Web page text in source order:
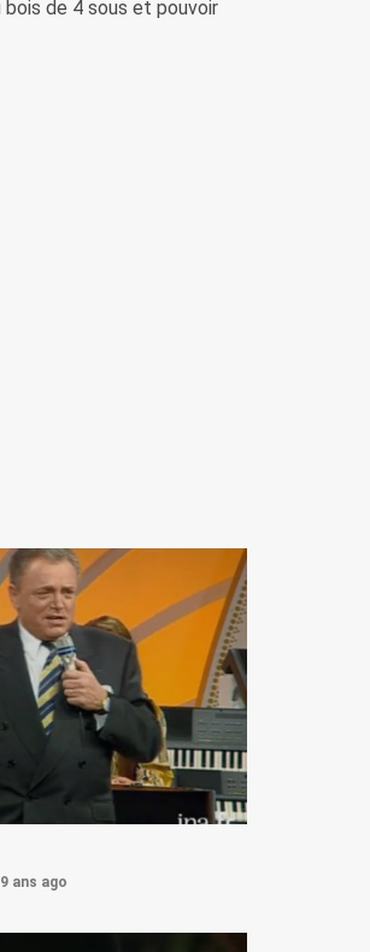
bois de 4 sous et pouvoir
9 ans ago